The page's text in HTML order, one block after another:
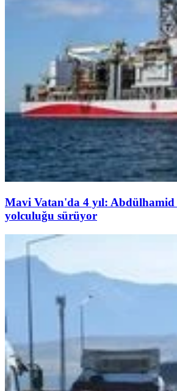
Mavi Vatan'da 4 yıl: Abdülhamid
yolculuğu sürüyor